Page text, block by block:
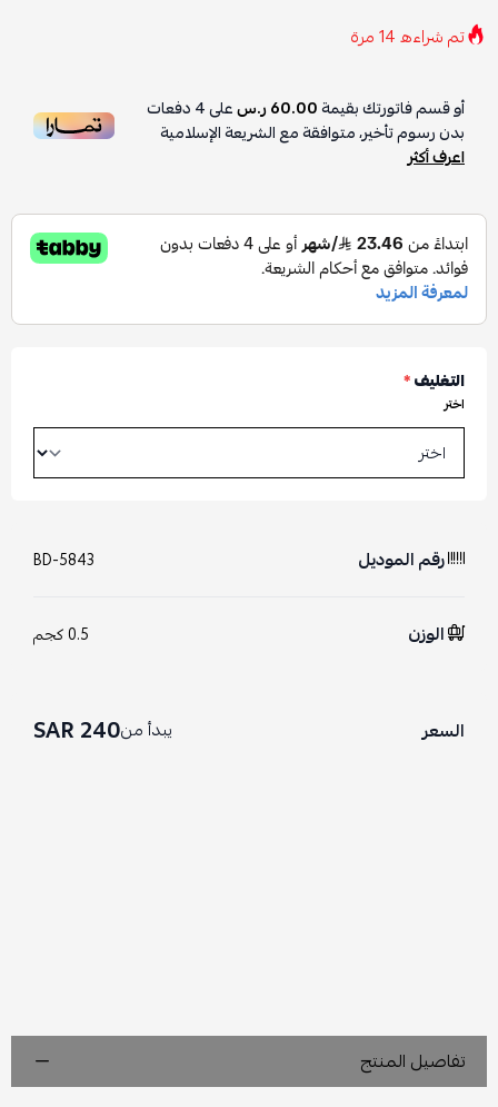
تم شراءه14مرة
أو قسم فاتورتك بقيمة60.00 ر.س على4دفعات
بدون رسوم تأخير، متوافقة مع الشريعة الإسلامية
اعرف أكثر
التغليف*
اختر
رقم الموديل BD-5843
الوزن 0.5 كجم
السعر يبدأ من240 SAR
تفاصيل المنتج